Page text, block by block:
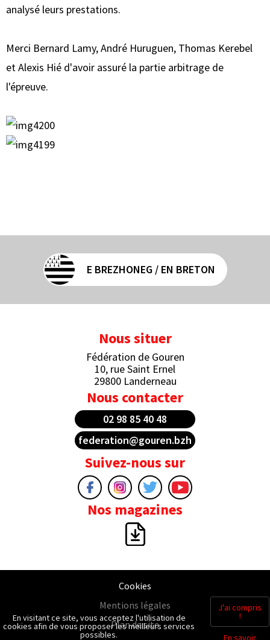
analysé leurs prestations.
Merci Bernard Lamy, André Huruguen, Thomas Kerebel
et Alexis Hié d'avoir assuré la partie arbitrage de
l'épreuve.
E BREZHONEG / EN BRETON
Nous situer
Fédération de Gouren
10, rue Saint Ernel
29800 Landerneau
Nous contacter
02 98 85 40 48
federation@gouren.bzh
Suivez-nous sur
Nos magazines
Cookies
Mentions légales
Plan de site
En visitant ce site, vous acceptez l'utilisation de
cookies afin de vous proposer les meilleurs services
possibles.
J'ai compris
!
En savoir